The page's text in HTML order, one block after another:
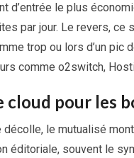
d’entrée le plus
par jour. Le revers, ce
trop ou lors d’un pic
comme o2switch,
cloud pour les
décolle, le mutualisé
éditoriale, souvent le